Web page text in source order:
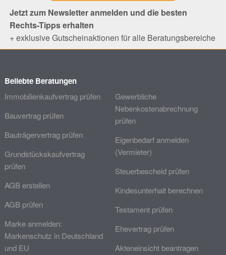
Jetzt zum Newsletter anmelden und die besten
Rechts-Tipps erhalten
+ exklusive Gutscheinaktionen für alle Beratungsbereiche
Beliebte Beratungen
Immobilienkaufvertrag prüfen
Bauvertrag prüfen
Bauträgervertrag prüfen
Grundstückskaufvertrag
prüfen
AGB erstellen
AGB prüfen
Marke anmelden:
Markenschutz in Deutschland
und EU
Gewerbliche
Nebenkostenabrechnung
prüfen
Eigenbedarf anmelden
(Vermieter)
Steuerbescheid prüfen
Kindesunterhalt berechnen
Testament prüfen
Ehevertrag prüfen
Akteneinsicht beantragen